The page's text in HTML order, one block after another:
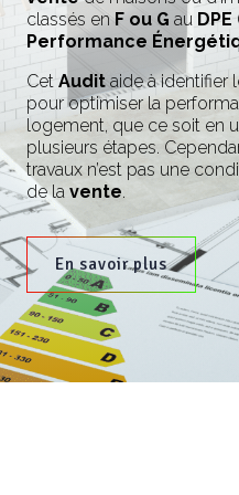
classés enF ou G au DPE
Performance
CetAudit aide à identifier
pour optimiser la
logement, que ce soit en
plusieurs étapes.
travaux n’est pas une
de lavente.
En savoir plus